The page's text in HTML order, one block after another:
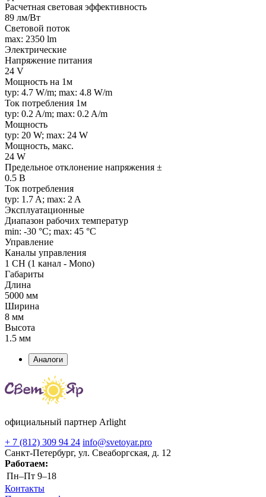
Расчетная световая эффективность
89 лм/Вт
Световой поток
max: 2350 lm
Электрические
Напряжение питания
24 V
Мощность на 1м
typ: 4.7 W/m; max: 4.8 W/m
Ток потребления 1м
typ: 0.2 A/m; max: 0.2 A/m
Мощность
typ: 20 W; max: 24 W
Мощность, макс.
24 W
Предельное отклонение напряжения ±
0.5 В
Ток потребления
typ: 1.7 A; max: 2 A
Эксплуатационные
Диапазон рабочих температур
min: -30 °C; max: 45 °C
Управление
Каналы управления
1 CH (1 канал - Mono)
Габариты
Длина
5000 мм
Ширина
8 мм
Высота
1.5 мм
Аналоги
официальный партнер Arlight
+ 7 (812) 309 94 24 info@svetoyar.pro
Санкт-Петербург, ул. Свеаборгская, д. 12
Работаем:
Пн–Пт 9–18
Контакты